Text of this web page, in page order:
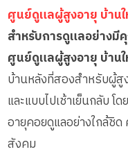
ผู้ป่วยที่มาพักฟื้น
ผู้ป่วยพักฟื้นหลัง
แพทย์เฉพาะทาง
อาหารตามโภชน
ดูแลความสะอา
กายภาพบำบัด
กิจกรรมนันทนา
รายงานข้อมูลสุ
ศูนย์ดูแลผู้สูงอายุ บ้าน
สำหรับการดูแลอย่าง
ศูนย์ดูแลผู้สูงอายุ บ้าน
บ้านหลังที่สองสำหรับผู้สู
และแบบไปเช้าเย็นกลับ
อายุคอยดูแลอย่างใกล้ชิ
สังคม